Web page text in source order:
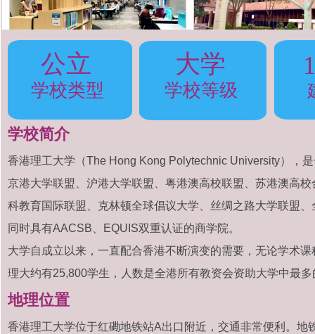
香港理工大学 香港理工大学
公立
学校类型
大学
学校等级
学校简介
香港理工大学（The Hong Kong Polytechnic University），
京港大学联盟、沪港大学联盟、粤港澳高校联盟、苏港澳高
科教育国际联盟、克林顿全球倡议大学、丝绸之路大学联盟
同时具有AACSB、EQUIS双重认证的商学院。
大学自成立以来，一直配合香港不断演变的需要，无论学术
理大约有25,800学生，人数是全港所有教资会资助大学中最
地理位置
香港理工大学位于红磡地铁站A出口附近，交通非常便利。